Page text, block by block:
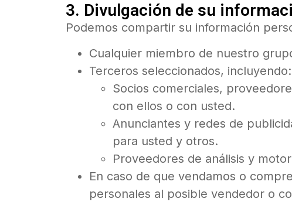
3. Divulgación de su
Podemos compartir su información
Cualquier miembro de nuestro
Terceros seleccionados, incluyendo:
Socios comerciales,
con ellos o con usted.
Anunciantes y redes de
para usted y otros.
Proveedores de análisis y
En caso de que vendamos o
personales al posible vendedor o